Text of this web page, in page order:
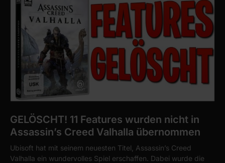
GELÖSCHT! 11 Features wurden nicht in
Assassin’s Creed Valhalla übernommen
Ubisoft hat mit seinem neuesten Titel, Assassin’s Creed
Valhalla ein wundervolles Spiel erschaffen. Dabei wurde die